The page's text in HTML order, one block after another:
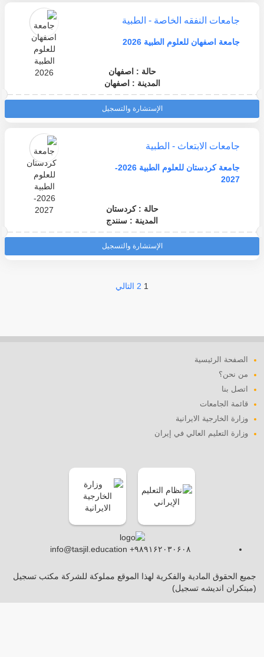
جامعات النفقه الخاصة - الطبية
جامعة اصفهان للعلوم الطبية 2026
حالة : اصفهان
المدينة : اصفهان
الإستشارة والتسجيل
جامعات الابتعاث - الطبية
جامعة كردستان للعلوم الطبية 2026-
2027
حالة : كردستان
المدينة : سنندج
الإستشارة والتسجيل
2 التالي
الصفحة الرئيسية
من نحن؟
اتصل بنا
قائمة الجامعات
وزارة الخارجية الايرانية
وزارة التعليم العالي في إيران
info@tasjil.education +۹۸۹۱۶۲۰۳۰۶۰۸
جميع الحقوق المادية والفكرية لهذا الموقع مملوكة للشركة مكتب تسجيل
(مبتکران اندیشه تسجیل)